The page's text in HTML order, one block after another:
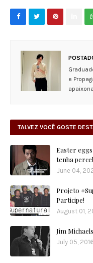
e
TALVEZ VOCÊ GOSTE
Easter
tenha
June 04,
Projeto
Participe!
August 01,
Jim
July 05, 2016